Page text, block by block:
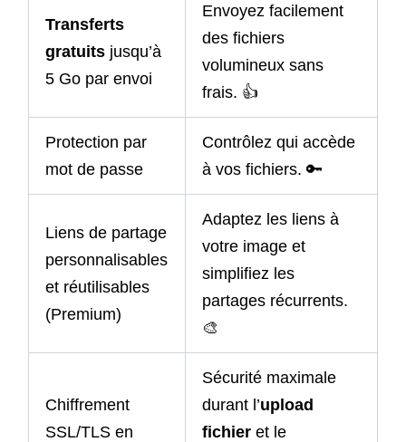
Transferts
gratuitsjusqu’à
5 Go par envoi
Envoyez facilement
des fichiers
volumineux sans
frais. 👍
Protection par
mot de passe
Contrôlez qui accède
à vos fichiers. 🔑
Liens de partage
personnalisables
et réutilisables
(Premium)
Adaptez les liens à
votre image et
simplifiez les
partages récurrents.
🎨
Chiffrement
SSL/TLS en
Sécurité maximale
durant l’upload
fichieret le